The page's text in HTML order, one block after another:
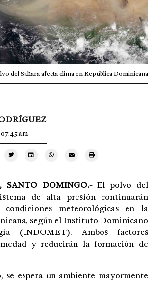
del Sahara afecta clima en República Dominicana
SANTO DOMINGO.-El polvo del
de alta presión continuarán
condiciones meteorológicas en la
según el Instituto Dominicano
(INDOMET). Ambos factores
y reducirán la formación de
se espera un ambiente mayormente